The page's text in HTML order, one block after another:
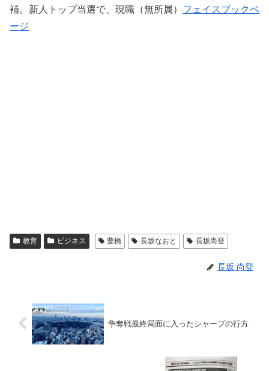
補。新人トップ当選で、現職（無所属） フェイスブックペ
ージ
教育 ビジネス 豊橋 長坂なおと 長坂尚登
長坂 尚登
争奪戦最終局面に入ったシャープの行方